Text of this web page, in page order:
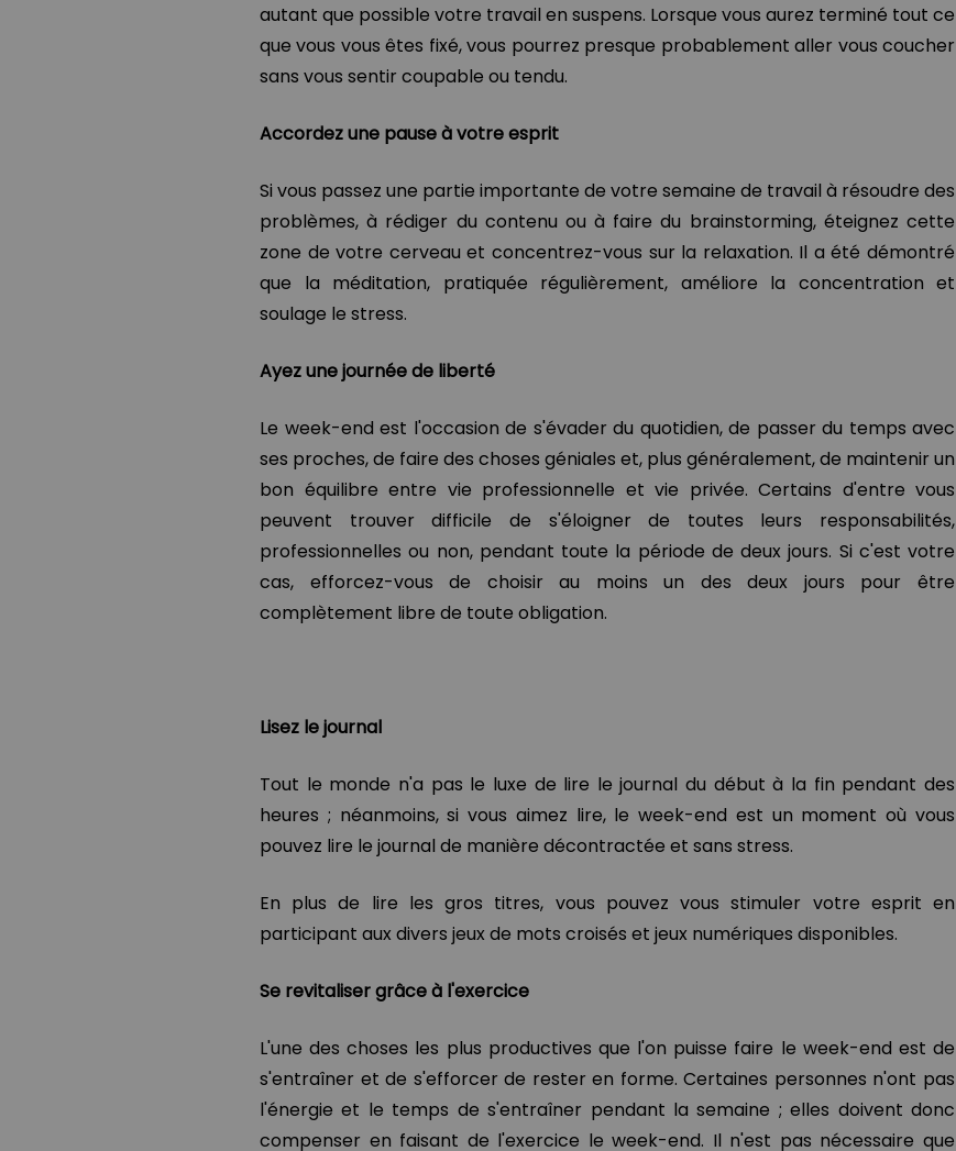
autant que possible votre travail en suspens. Lorsque vous aurez terminé tout ce
que vous vous êtes fixé, vous pourrez presque probablement aller vous coucher
sans vous sentir coupable ou tendu.
Accordez une pause à votre esprit
Si vous passez une partie importante de votre semaine de travail à résoudre des
problèmes, à rédiger du contenu ou à faire du brainstorming, éteignez cette
zone de votre cerveau et concentrez-vous sur la relaxation. Il a été démontré
que la méditation, pratiquée régulièrement, améliore la concentration et
soulage le stress.
Ayez une journée de liberté
Le week-end est l'occasion de s'évader du quotidien, de passer du temps avec
ses proches, de faire des choses géniales et, plus généralement, de maintenir un
bon équilibre entre vie professionnelle et vie privée. Certains d'entre vous
peuvent trouver difficile de s'éloigner de toutes leurs responsabilités,
professionnelles ou non, pendant toute la période de deux jours. Si c'est votre
cas, efforcez-vous de choisir au moins un des deux jours pour être
complètement libre de toute obligation.
Lisez le journal
Tout le monde n'a pas le luxe de lire le journal du début à la fin pendant des
heures ; néanmoins, si vous aimez lire, le week-end est un moment où vous
pouvez lire le journal de manière décontractée et sans stress.
En plus de lire les gros titres, vous pouvez vous stimuler votre esprit en
participant aux divers jeux de mots croisés et jeux numériques disponibles.
Se revitaliser grâce à l'exercice
L'une des choses les plus productives que l'on puisse faire le week-end est de
s'entraîner et de s'efforcer de rester en forme. Certaines personnes n'ont pas
l'énergie et le temps de s'entraîner pendant la semaine ; elles doivent donc
compenser en faisant de l'exercice le week-end. Il n'est pas nécessaire que